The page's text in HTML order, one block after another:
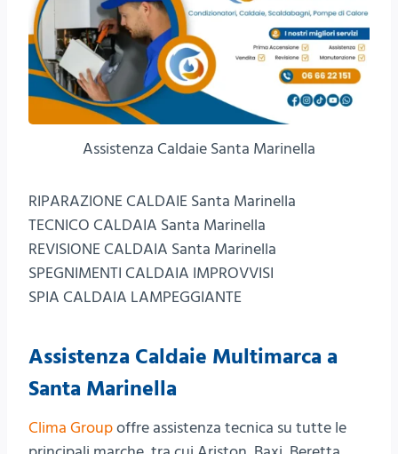
Assistenza Caldaie Santa Marinella
RIPARAZIONE CALDAIE Santa Marinella
TECNICO CALDAIA Santa Marinella
REVISIONE CALDAIA Santa Marinella
SPEGNIMENTI CALDAIA IMPROVVISI
SPIA CALDAIA LAMPEGGIANTE
Assistenza Caldaie Multimarca a
Santa Marinella
Clima Groupoffre assistenza tecnica su tutte le